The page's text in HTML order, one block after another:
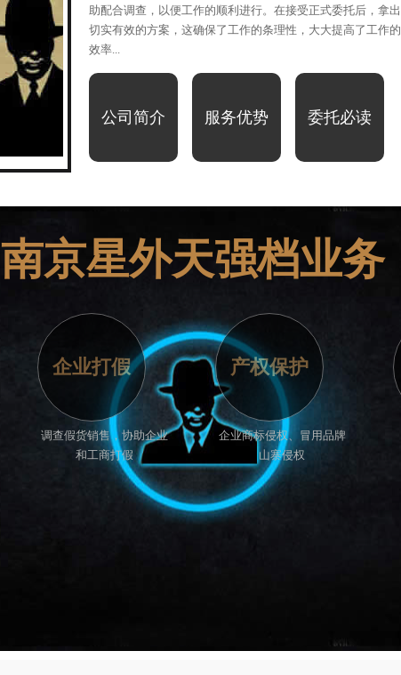
助配合调查，以便工作的顺利进行。在接受正式委托后，拿出
切实有效的方案，这确保了工作的条理性，大大提高了工作的
效率...
公司简介 服务优势 委托必读
南京星外天强档业务
企业打假
调查假货销售，协助企业
和工商打假
产权保护
企业商标侵权、冒用品牌
山寨侵权